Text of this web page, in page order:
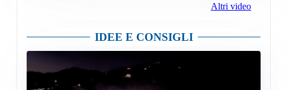
Altri video
IDEE E CONSIGLI